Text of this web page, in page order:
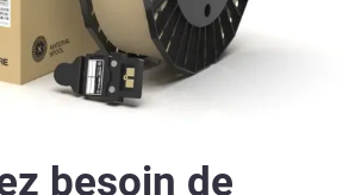
besoin de